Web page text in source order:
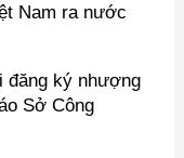
Nam ra nước
đăng ký nhượng
Sở Công